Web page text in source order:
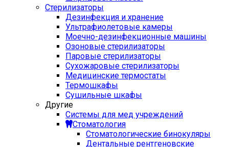
Стерилизаторы
Дезинфекция и хранение
Ультрафиолетовые камеры
Моечно-дезинфекционные машины
Озоновые стерилизаторы
Паровые стерилизаторы
Сухожаровые стерилизаторы
Медицинские термостаты
Термошкафы
Сушильные шкафы
Другие
Системы для мед учреждений
Стоматология
Стоматологические бинокуляры
Дентальные рентгеновские